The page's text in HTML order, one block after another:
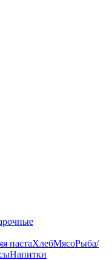
пастаХлебМясоРыба/
Напитки